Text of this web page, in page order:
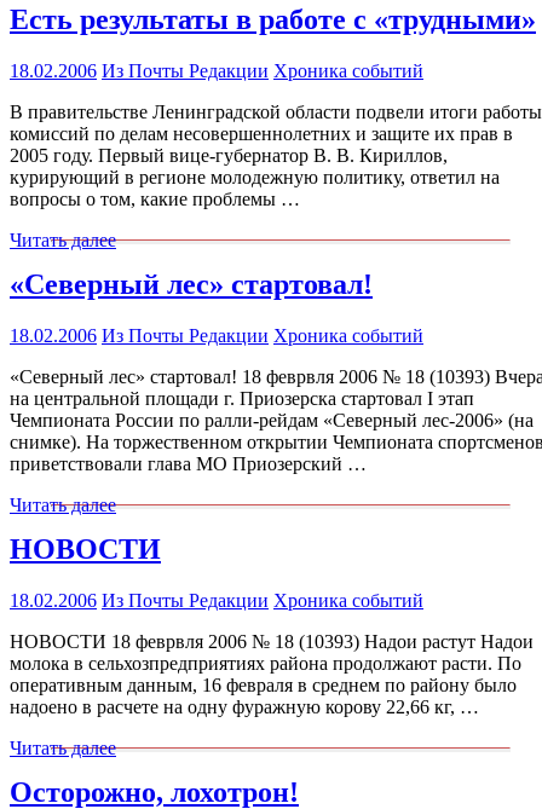
Есть результаты в работе с «трудными»
18.02.2006 Из Почты Редакции Хроника событий
В правительстве Ленинградской области подвели итоги работы
комиссий по делам несовершеннолетних и защите их прав в
2005 году. Первый вице-губернатор В. В. Кириллов,
курирующий в регионе молодежную политику, ответил на
вопросы о том, какие проблемы …
Читать далее
«Северный лес» стартовал!
18.02.2006 Из Почты Редакции Хроника событий
«Северный лес» стартовал! 18 феврвля 2006 № 18 (10393)
на центральной площади г. Приозерска стартовал I этап
Чемпионата России по ралли-рейдам «Северный лес-2006» (на
снимке). На торжественном открытии Чемпионата
приветствовали глава МО Приозерский …
Читать далее
НОВОСТИ
18.02.2006 Из Почты Редакции Хроника событий
НОВОСТИ 18 феврвля 2006 № 18 (10393) Надои растут Надои
молока в сельхозпредприятиях района продолжают расти. По
оперативным данным, 16 февраля в среднем по району было
надоено в расчете на одну фуражную корову 22,66 кг, …
Читать далее
Осторожно, лохотрон!